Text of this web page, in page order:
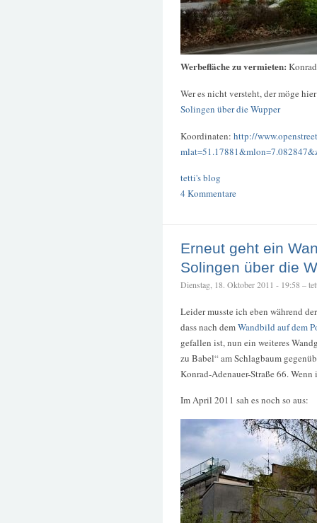
Werbefläche zu vermieten:
Wer es nicht versteht, der möge
Solingen über die Wupper
Koordinaten: http://
tetti's blog
4 Kommentare
Erneut geht ein
Solingen über die
Dienstag, 18. Oktober 2011 - 19:58 –
Leider musste ich eben während
dass nach demWandbild auf dem
gefallen ist, nun ein weiteres
zu Babel“ am Schlagbaum
Konrad-Adenauer-Straße 66.
Im April 2011 sah es noch so aus: